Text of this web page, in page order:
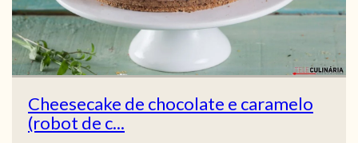
Cheesecake de chocolate e caramelo
(robot de c...